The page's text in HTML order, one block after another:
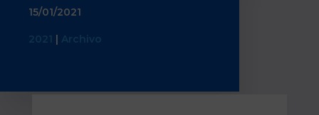
15/01/2021
2021 | Archivo